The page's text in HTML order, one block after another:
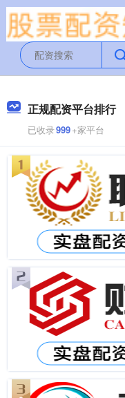
正规配资平台排行
已收录999+家平台